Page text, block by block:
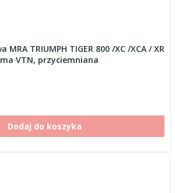
TRIUMPH TIGER 800 /XC /XCA / XR
VTN, przyciemniana
Dodaj do koszyka